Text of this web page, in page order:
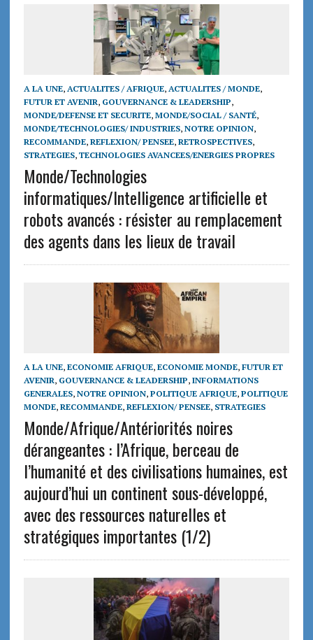
A LA UNE, ACTUALITES / AFRIQUE, ACTUALITES / MONDE,
FUTUR ET AVENIR, GOUVERNANCE & LEADERSHIP,
MONDE/DEFENSE ET SECURITE, MONDE/SOCIAL / SANTÉ,
MONDE/TECHNOLOGIES/ INDUSTRIES, NOTRE OPINION,
RECOMMANDE, REFLEXION/ PENSEE, RETROSPECTIVES,
STRATEGIES, TECHNOLOGIES AVANCEES/ENERGIES PROPRES
Monde/Technologies
informatiques/Intelligence artificielle et
robots avancés : résister au remplacement
des agents dans les lieux de travail
A LA UNE, ECONOMIE AFRIQUE, ECONOMIE MONDE, FUTUR ET
AVENIR, GOUVERNANCE & LEADERSHIP, INFORMATIONS
GENERALES, NOTRE OPINION, POLITIQUE AFRIQUE, POLITIQUE
MONDE, RECOMMANDE, REFLEXION/ PENSEE, STRATEGIES
Monde/Afrique/Antériorités noires
dérangeantes : l’Afrique, berceau de
l’humanité et des civilisations humaines, est
aujourd’hui un continent sous-développé,
avec des ressources naturelles et
stratégiques importantes (1/2)